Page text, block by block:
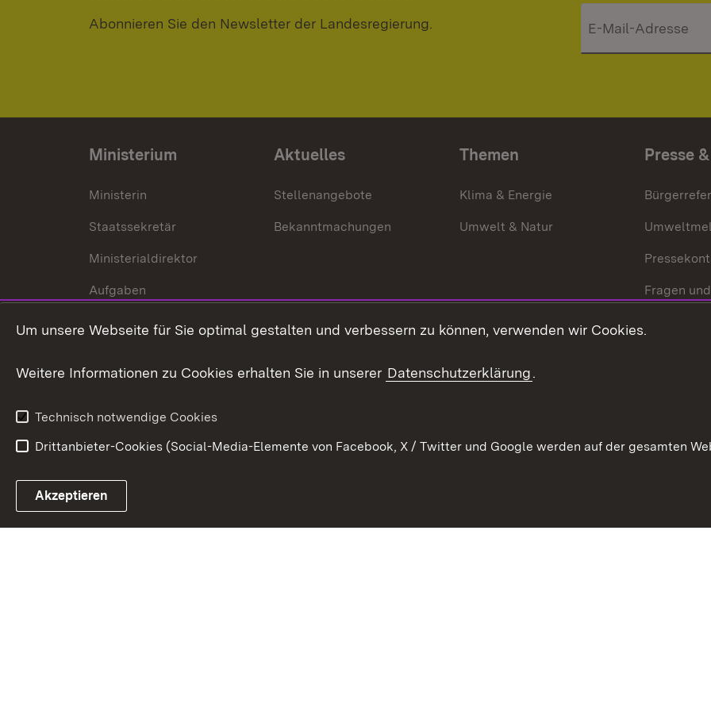
Abonnieren Sie den Newsletter der Landesregierung.
Ministerium
Ministerin
Staatssekretär
Ministerialdirektor
Aufgaben
Internationale
Aktuelles
Stellenangebote
Bekanntmachungen
Themen
Klima & Energie
Umwelt & Natur
Presse
Fragen
Link zum Landesportal
Um unsere Webseite für Sie optimal gestalten und verbessern zu können, verwenden wir Cookies.
Weitere Informationen zu Cookies erhalten Sie in unserer Datenschutzerklärung.
Technisch notwendige Cookies
Drittanbieter-Cookies (Social-Media-Elemente von Facebook, X / Twitter und Google werden auf der gesamten
Akzeptieren